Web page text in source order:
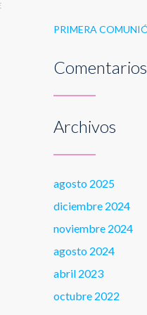
PRIMERA
Archivos
agosto 2025
diciembre 2024
noviembre 2024
agosto 2024
abril 2023
octubre 2022